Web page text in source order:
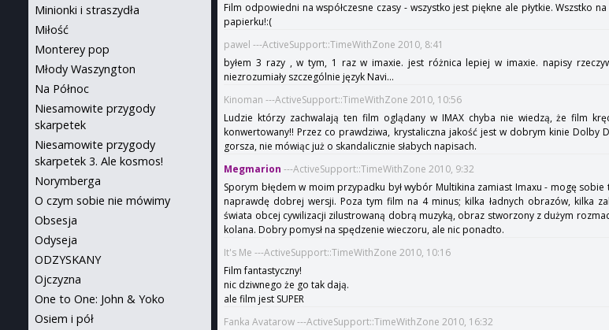
Film odpowiedni na współczesne czasy - wszystko jest piękne ale płytkie. Wszstko
papierku!:(
pawel ---ActiveSupport::TimeWithZone 2010, 8:41
byłem 3 razy , w tym, 1 raz w imaxie. jest różnica lepiej w imaxie. napisy
niezrozumiały szczególnie język Navi...
Kinoman ---ActiveSupport::TimeWithZone 2010, 10:56
Ludzie którzy zachwalają ten film oglądany w IMAX chyba nie wiedzą, że film
konwertowany!! Przez co prawdziwa, krystaliczna jakość jest w dobrym kinie Dolby
gorsza, nie mówiąc już o skandalicznie słabych napisach.
Megmarion ---ActiveSupport::TimeWithZone 2010, 9:32
Sporym błędem w moim przypadku był wybór Multikina zamiast Imaxu - mogę
naprawdę dobrej wersji. Poza tym film na 4 minus; kilka ładnych obrazów, kilka
świata obcej cywilizacji zilustrowaną dobrą muzyką, obraz stworzony z dużym
kolana. Dobry pomysł na spędzenie wieczoru, ale nic ponadto.
It's Me ---ActiveSupport::TimeWithZone 2010, 10:16
Film fantastyczny!
nic dziwnego że go tak dają.
ale film jest SUPER
Fanka Avatarow ---ActiveSupport::TimeWithZone 2010, 16:32
Minionki i straszydła
Miłość
Monterey pop
Młody Waszyngton
Na Północ
Niesamowite przygody
skarpetek
Niesamowite przygody
skarpetek 3. Ale kosmos!
Norymberga
O czym sobie nie mówimy
Obsesja
Odyseja
ODZYSKANY
Ojczyzna
One to One: John & Yoko
Osiem i pół